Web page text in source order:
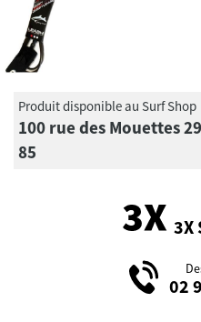
Produit disponible au Surf Shop
100 rue des Mouettes
85
3X
02